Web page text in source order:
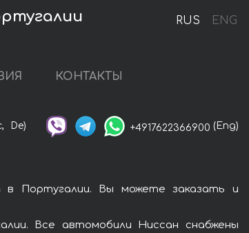
RUS ENG
КОНТАКТЫ
De) +4917622366900 (Eng)
в Португалии. Вы можете заказать и
Все автомобили Ниссан снабжены